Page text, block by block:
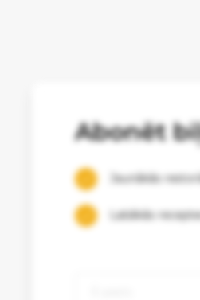
Abonēt
Jaunākās
Labākās